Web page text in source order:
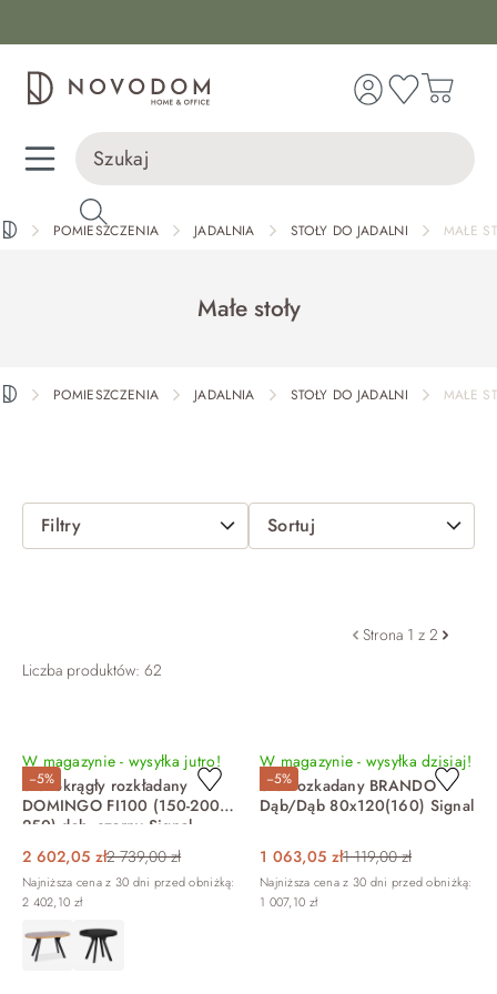
30 dni na zwrot lub wymianę
98% zadowolonych klientów
POMIESZCZENIA JADALNIA STOŁY DO JADALNI MAŁE
Małe stoły
POMIESZCZENIA JADALNIA STOŁY DO JADALNI MAŁE
Filtry Sortuj
Liczba produktów: 62
Strona 1 z 2
−5%
W magazynie - wysyłka jutro!
Stół okrągły rozkładany
DOMINGO FI100 (150-200-
250) dąb, czarny Signal
2 602,05 zł2 739,00 zł
Najniższa cena z 30 dni przed obniżką:
2 402,10 zł
−5%
W magazynie - wysyłka dzisiaj!
Stół rozkadany BRANDO
Dąb/Dąb 80x120(160) Signal
1 063,05 zł1 119,00 zł
Najniższa cena z 30 dni przed obniżką:
1 007,10 zł